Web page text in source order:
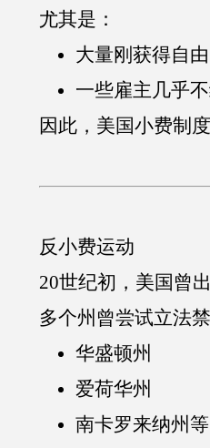
尤其是：
大量刚获得自
一些雇主几乎
因此，美国小费制
反小费运动
20世纪初，美国曾
多个州曾尝试立法
华盛顿州
爱荷华州
南卡罗来纳州等